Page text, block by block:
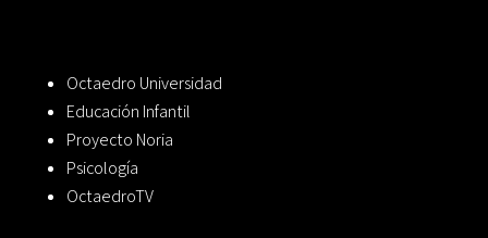
Octaedro Universidad
Educación Infantil
Proyecto Noria
Psicología
OctaedroTV